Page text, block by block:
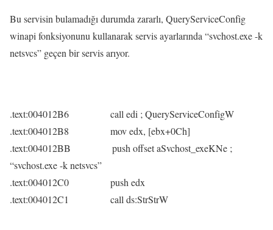
Bu servisin bulamadığı durumda zararlı, QueryServiceConfig
winapi fonksiyonunu kullanarak servis ayarlarında “svchost.exe -k
netsvcs” geçen bir servis arıyor.
.text:004012B6 call edi ; QueryServiceConfigW
.text:004012B8 mov edx, [ebx+0Ch]
.text:004012BB push offset aSvchost_exeKNe ;
“svchost.exe -k netsvcs”
.text:004012C0 push edx
.text:004012C1 call ds:StrStrW